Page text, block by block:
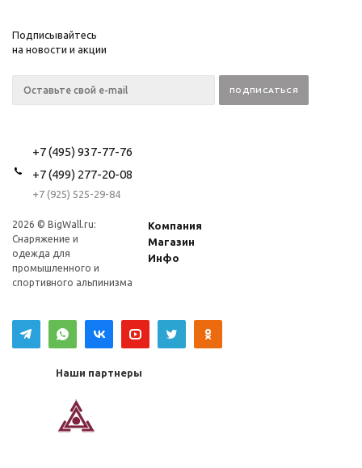
Подписывайтесь
на новости и акции
+7 (495) 937-77-76
+7 (499) 277-20-08
+7 (925) 525-29-84
2026 © BigWall.ru:
Снаряжение и
одежда для
промышленного и
спортивного альпинизма
Компания
Магазин
Инфо
Наши партнеры